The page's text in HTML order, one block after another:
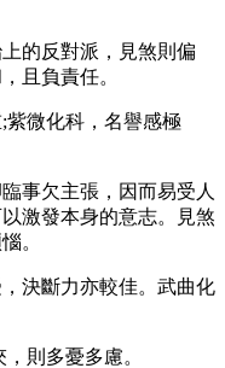
的反對派，見煞則偏
且負責任。
紫微化科，名譽感極
事欠主張，因而易受人
激發本身的意志。見煞
。
決斷力亦較佳。武曲化
則多憂多慮。